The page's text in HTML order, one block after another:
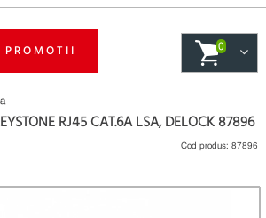
PROMOTII 0
RJ45 CAT.6A LSA, DELOCK 87896
Cod produs: 87896